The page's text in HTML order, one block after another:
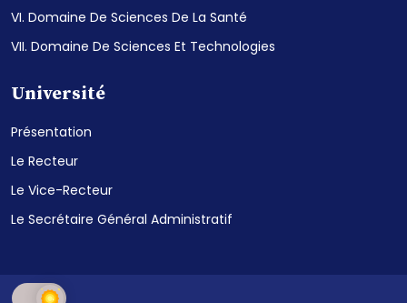
VI. Domaine De Sciences De La Santé
VII. Domaine De Sciences Et Technologies
Université
Présentation
Le Recteur
Le Vice-Recteur
Le Secrétaire Général Administratif